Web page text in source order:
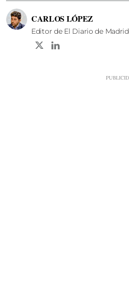
CARLOS LÓPEZ
Editor de El Diario de Madrid